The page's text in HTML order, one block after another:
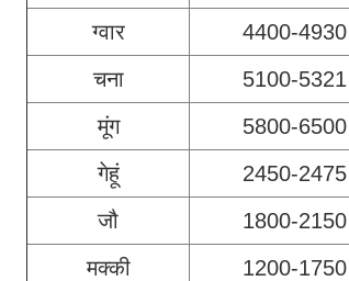
ग्वार
4400-4930
चना
5100-5321
मूंग
5800-6500
गेहूं
2450-2475
जौ
1800-2150
मक्की
1200-1750